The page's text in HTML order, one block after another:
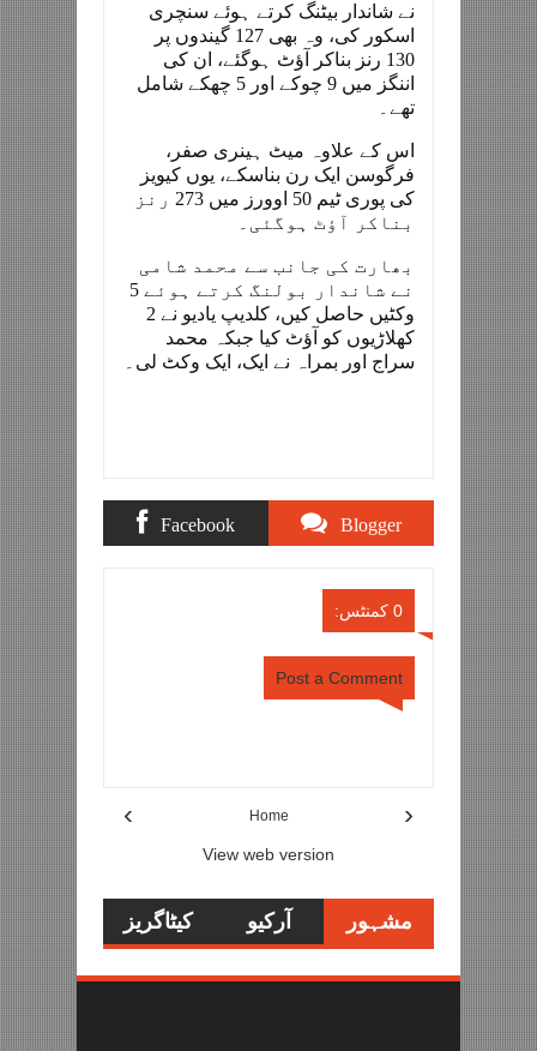
نے شاندار بیٹنگ کرتے ہوئے سنچری
اسکور کی، وہ بھی 127 گیندوں پر
130 رنز بناکر آؤٹ ہوگئے، ان کی
اننگز میں 9 چوکے اور 5 چھکے شامل
تھے۔
اس کے علاوہ میٹ ہینری صفر،
فرگوسن ایک رن بناسکے، یوں کیویز
کی پوری ٹیم 50 اوورز میں 273 رنز
بناکر آؤٹ ہوگئی۔
بھارت کی جانب سے محمد شامی
نے شاندار بولنگ کرتے ہوئے 5
وکٹیں حاصل کیں، کلدیپ یادیو نے 2
کھلاڑیوں کو آؤٹ کیا جبکہ محمد
سراج اور بمراہ نے ایک، ایک وکٹ لی۔
Blogger
Facebook
0 کمنٹس:
Post a Comment
‹
› Home
View web version
مشہور
آرکیو کیٹاگریز